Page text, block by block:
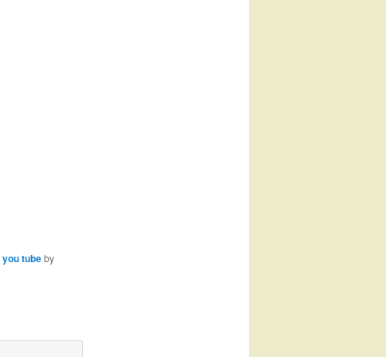
you tubeby